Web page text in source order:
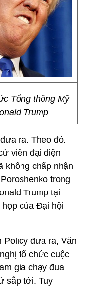
Tổng thống Mỹ
Trump
ra. Theo đó,
viên đại diện
không chấp nhận
trong
Trump tại
họp của Đại hội
Policy đưa ra, Văn
tổ chức cuộc
gia chạy đua
sắp tới. Tuy